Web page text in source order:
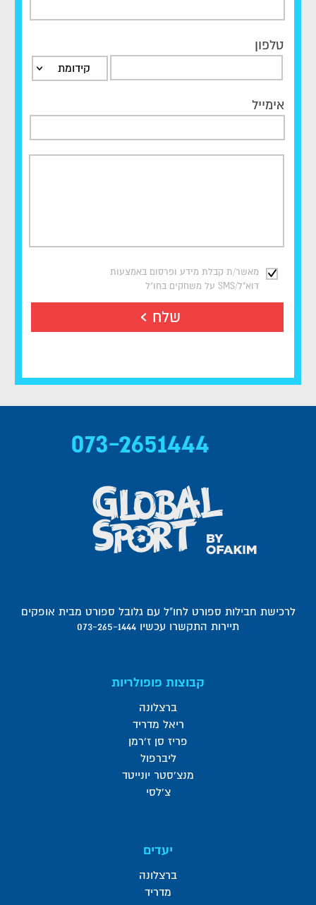
טלפון
קידומת
אימייל
מאשר/ת קבלת מידע ופרסום באמצעות
דוא"ל/SMS על משחקים בחו"ל
שלח
073-2651444
לרכישת חבילות ספורט לחו"ל עם גלובל ספורט מבית אופקים
תיירות התקשרו עכשיו 073-265-1444
קבוצות פופולריות
ברצלונה
ריאל מדריד
פריז סן ז'רמן
ליברפול
מנצ'סטר יונייטד
צ'לסי
יעדים
ברצלונה
מדריד